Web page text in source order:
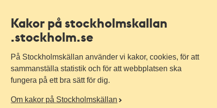
Kakor på stockholmskallan
.stockholm.se
På Stockholmskällan använder vi kakor, cookies, för att
sammanställa statistik och för att webbplatsen ska
fungera på ett bra sätt för dig.
Om kakor på Stockholmskällan